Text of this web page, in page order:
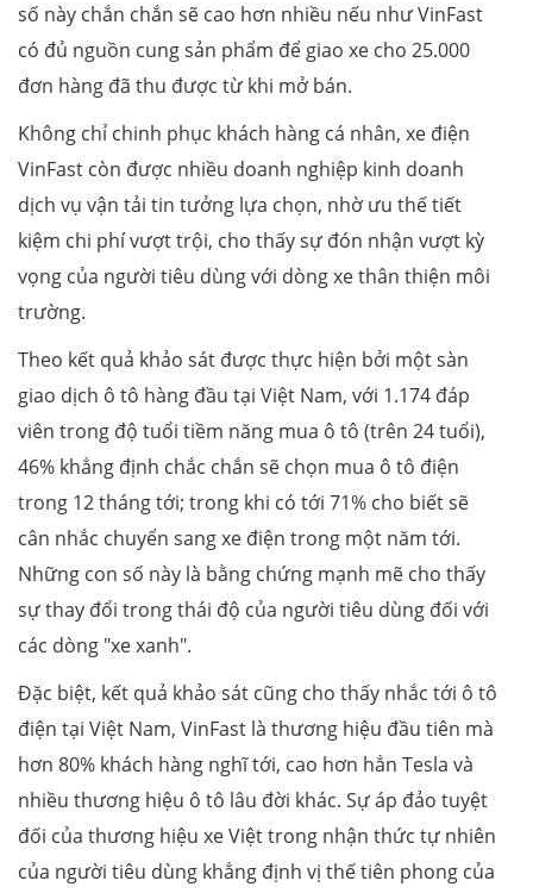
số này chắn chắn sẽ cao hơn nhiều nếu như VinFast
có đủ nguồn cung sản phẩm để giao xe cho 25.000
đơn hàng đã thu được từ khi mở bán.
Không chỉ chinh phục khách hàng cá nhân, xe điện
VinFast còn được nhiều doanh nghiệp kinh doanh
dịch vụ vận tải tin tưởng lựa chọn, nhờ ưu thế tiết
kiệm chi phí vượt trội, cho thấy sự đón nhận vượt kỳ
vọng của người tiêu dùng với dòng xe thân thiện môi
trường.
Theo kết quả khảo sát được thực hiện bởi một sàn
giao dịch ô tô hàng đầu tại Việt Nam, với 1.174 đáp
viên trong độ tuổi tiềm năng mua ô tô (trên 24 tuổi),
46% khẳng định chắc chắn sẽ chọn mua ô tô điện
trong 12 tháng tới; trong khi có tới 71% cho biết sẽ
cân nhắc chuyển sang xe điện trong một năm tới.
Những con số này là bằng chứng mạnh mẽ cho thấy
sự thay đổi trong thái độ của người tiêu dùng đối với
các dòng "xe xanh".
Đặc biệt, kết quả khảo sát cũng cho thấy nhắc tới ô tô
điện tại Việt Nam, VinFast là thương hiệu đầu tiên mà
hơn 80% khách hàng nghĩ tới, cao hơn hẳn Tesla và
nhiều thương hiệu ô tô lâu đời khác. Sự áp đảo tuyệt
đối của thương hiệu xe Việt trong nhận thức tự nhiên
của người tiêu dùng khẳng định vị thế tiên phong của